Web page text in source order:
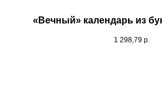
«Вечный» календарь из
1 298,79 р.